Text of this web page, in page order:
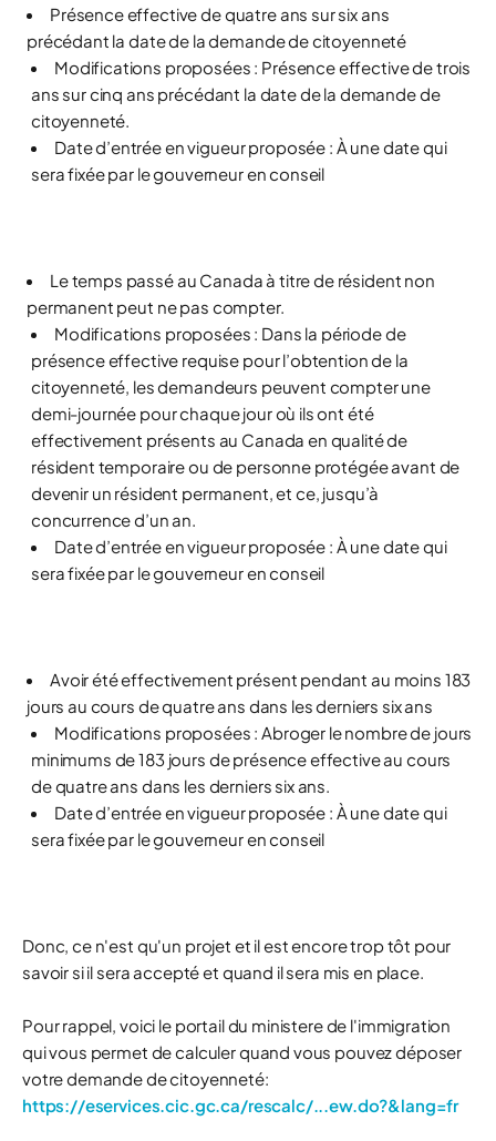
Présence effective de quatre ans sur six ans
précédant la date de la demande de citoyenneté
Modifications proposées : Présence effective de trois
ans sur cinq ans précédant la date de la demande de
citoyenneté.
Date d’entrée en vigueur proposée : À une date qui
sera fixée par le gouverneur en conseil
Le temps passé au Canada à titre de résident non
permanent peut ne pas compter.
Modifications proposées : Dans la période de
présence effective requise pour l’obtention de la
citoyenneté, les demandeurs peuvent compter une
demi-journée pour chaque jour où ils ont été
effectivement présents au Canada en qualité de
résident temporaire ou de personne protégée avant de
devenir un résident permanent, et ce, jusqu’à
concurrence d’un an.
Date d’entrée en vigueur proposée : À une date qui
sera fixée par le gouverneur en conseil
Avoir été effectivement présent pendant au moins 183
jours au cours de quatre ans dans les derniers six ans
Modifications proposées : Abroger le nombre de jours
minimums de 183 jours de présence effective au cours
de quatre ans dans les derniers six ans.
Date d’entrée en vigueur proposée : À une date qui
sera fixée par le gouverneur en conseil
Donc, ce n'est qu'un projet et il est encore trop tôt pour
savoir si il sera accepté et quand il sera mis en place.
Pour rappel, voici le portail du ministere de l'immigration
qui vous permet de calculer quand vous pouvez déposer
votre demande de citoyenneté:
https://eservices.cic.gc.ca/rescalc/...ew.do?&lang=fr